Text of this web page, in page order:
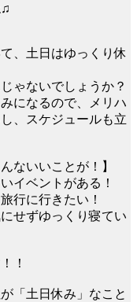
、土日はゆっくり休
ゃないでしょうか？
になるので、メリハ
、スケジュールも立
ないいことが！】
イベントがある！
行に行きたい！
せずゆっくり寝てい
！
「土日休み」なこと